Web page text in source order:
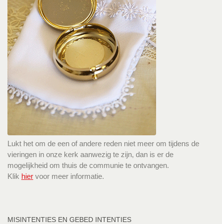
Lukt het om de een of andere reden niet meer om tijdens de
vieringen in onze kerk aanwezig te zijn, dan is er de
mogelijkheid om thuis de communie te ontvangen.
Klik hier voor meer informatie.
MISINTENTIES EN GEBED INTENTIES